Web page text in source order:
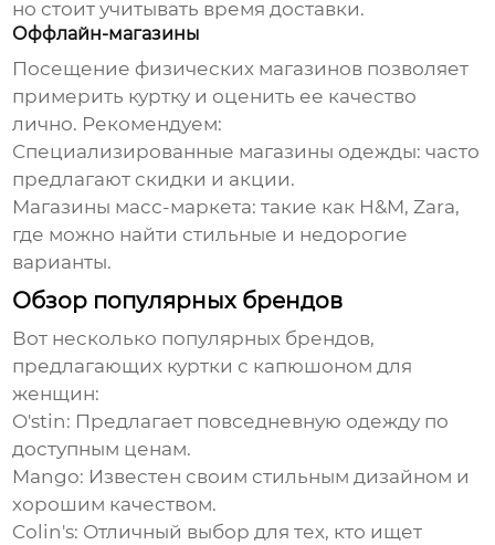
но стоит учитывать время доставки.
Оффлайн-магазины
Посещение физических магазинов позволяет
примерить куртку и оценить ее качество
лично. Рекомендуем:
Специализированные магазины одежды: часто
предлагают скидки и акции.
Магазины масс-маркета: такие как H&M, Zara,
где можно найти стильные и недорогие
варианты.
Обзор популярных брендов
Вот несколько популярных брендов,
предлагающих куртки с капюшоном для
женщин:
O'stin: Предлагает повседневную одежду по
доступным ценам.
Mango: Известен своим стильным дизайном и
хорошим качеством.
Colin's: Отличный выбор для тех, кто ищет